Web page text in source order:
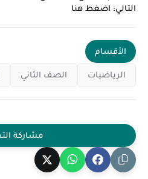
التالي: اضغط هنا
الأقسام
الرياضيات الصف الثاني